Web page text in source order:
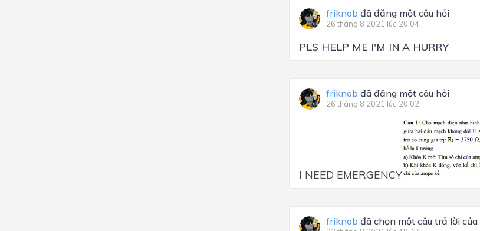
friknob đã đăng một câu hỏi
26 tháng 8 2021 lúc 20:04
PLS HELP ME I'M IN A HURRY
friknob đã đăng một câu hỏi
26 tháng 8 2021 lúc 20:02
I NEED EMERGENCY
friknob đã chọn một câu trả lời của